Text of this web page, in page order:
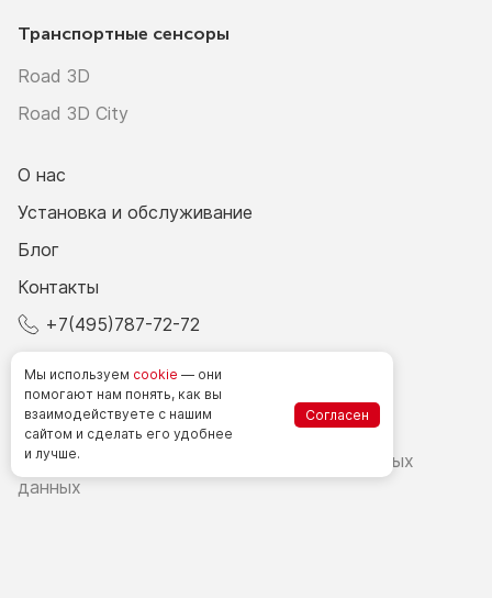
Транспортные сенсоры
Road 3D
Road 3D City
О нас
Установка и обслуживание
Блог
Контакты
+7(495)787-72-72
Счетчики посетителей в РФ
Политика в области обработки персональных
данных
Мы используем cookie — они
помогают нам понять, как вы
взаимодействуете с нашим
сайтом и сделать его удобнее
и лучше.
Согласен